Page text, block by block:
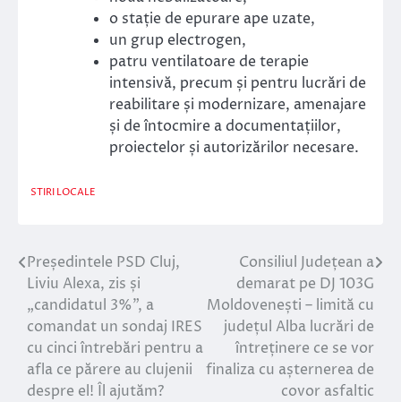
o stație de epurare ape uzate,
un grup electrogen,
patru ventilatoare de terapie
intensivă, precum și pentru lucrări de
reabilitare și modernizare, amenajare
și de întocmire a documentațiilor,
proiectelor și autorizărilor necesare.
STIRI LOCALE
Navigare
în
articole
Președintele PSD Cluj,
Liviu Alexa, zis și
„candidatul 3%”, a
comandat un sondaj IRES
cu cinci întrebări pentru a
afla ce părere au clujenii
despre el! Îl ajutăm?
Consiliul Județean a
demarat pe DJ 103G
Moldovenești – limită cu
județul Alba lucrări de
întreținere ce se vor
finaliza cu așternerea de
covor asfaltic